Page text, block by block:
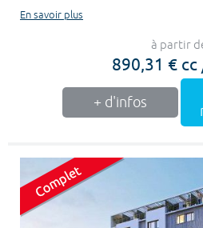
En savoir plus
à partir
890,31 € cc
+ d'infos